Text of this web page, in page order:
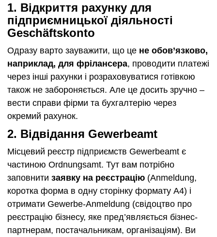
1. Відкриття рахунку для
підприємницької діяльності
Geschäftskonto
Одразу варто зауважити, що це не обов’язково,
наприклад, для фрілансера, проводити платежі
через інші рахунки і розраховуватися готівкою
також не забороняється. Але це досить зручно –
вести справи фірми та бухгалтерію через
окремий рахунок.
2. Відвідання Gewerbeamt
Місцевий реєстр підприємств Gewerbeamt є
частиною Ordnungsamt. Тут вам потрібно
заповнити заявку на реєстрацію (Anmeldung,
коротка форма в одну сторінку формату А4) і
отримати Gewerbe-Anmeldung (свідоцтво про
реєстрацію бізнесу, яке пред’являється бізнес-
партнерам, постачальникам, організаціям). Ви